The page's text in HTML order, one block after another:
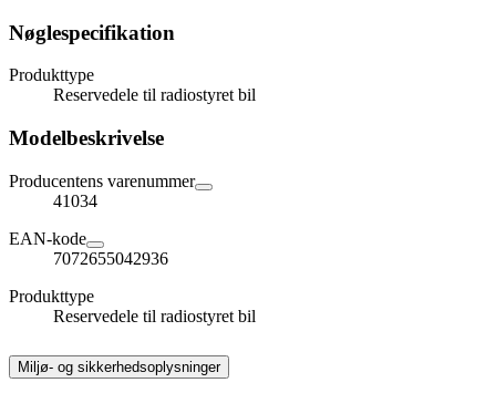
Nøglespecifikation
Produkttype
Reservedele til radiostyret bil
Modelbeskrivelse
Producentens varenummer
41034
EAN-kode
7072655042936
Produkttype
Reservedele til radiostyret bil
Miljø- og sikkerhedsoplysninger